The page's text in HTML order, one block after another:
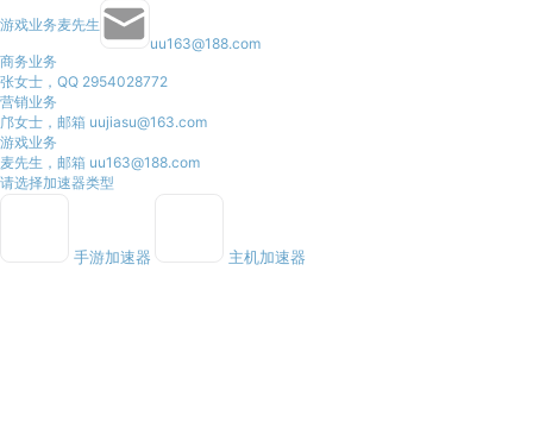
游戏业务麦先生
uu163@188.com
商务业务
张女士，QQ 2954028772
营销业务
邝女士，邮箱 uujiasu@163.com
游戏业务
麦先生，邮箱 uu163@188.com
请选择加速器类型
手游加速器 主机加速器